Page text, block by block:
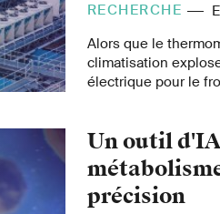
RECHERCHE
Alors que le
climatisation
électrique pour le
Un outil
précision